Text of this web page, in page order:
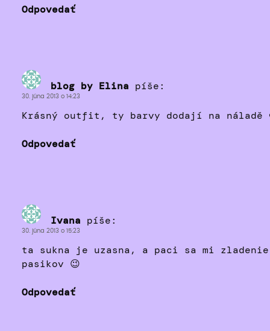
Odpovedať
blog by Elina píše:
30. júna 2013 o 14:23
Krásný outfit, ty barvy dodají na náladě
Odpovedať
Ivana píše:
30. júna 2013 o 15:23
ta sukna je uzasna, a paci sa mi zladenie
pasikov 😉
Odpovedať